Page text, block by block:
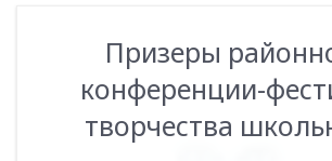
Призеры
конференции-
творчества